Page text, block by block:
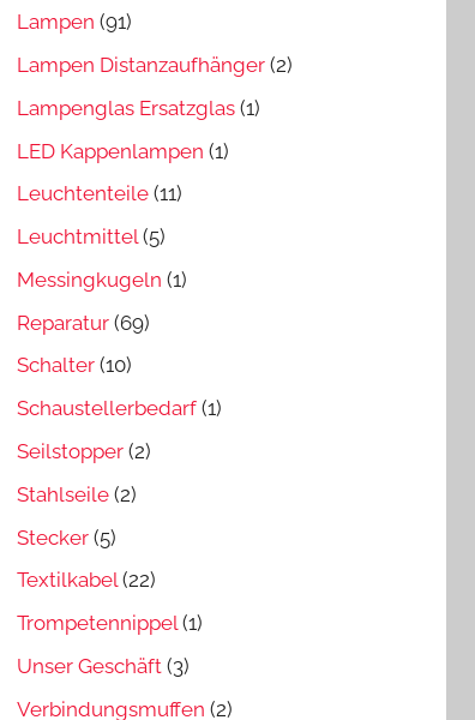
Lampen (91)
Lampen Distanzaufhänger (2)
Lampenglas Ersatzglas (1)
LED Kappenlampen (1)
Leuchtenteile (11)
Leuchtmittel(5)
Messingkugeln (1)
Reparatur (69)
Schalter (10)
Schaustellerbedarf (1)
Seilstopper (2)
Stahlseile (2)
Stecker (5)
Textilkabel(22)
Trompetennippel(1)
Unser Geschäft (3)
Verbindungsmuffen (2)